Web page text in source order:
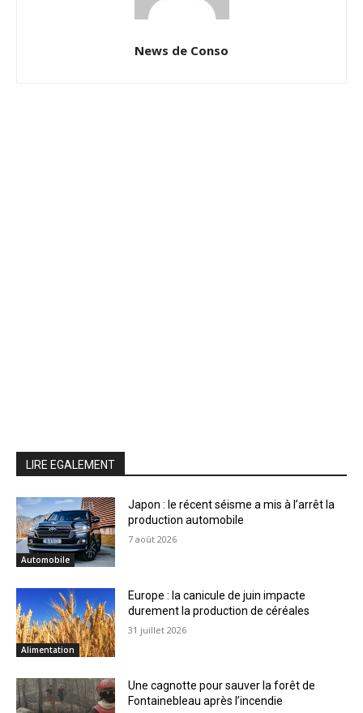
News de Conso
LIRE EGALEMENT
Automobile
Japon : le récent séisme a mis à l’arrêt la
production automobile
7 août 2026
Alimentation
Europe : la canicule de juin impacte
durement la production de céréales
31 juillet 2026
Une cagnotte pour sauver la forêt de
Fontainebleau après l’incendie